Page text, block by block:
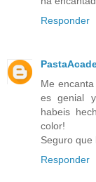
Responder
Me
es genial
habeis
color!
Seguro que
Responder